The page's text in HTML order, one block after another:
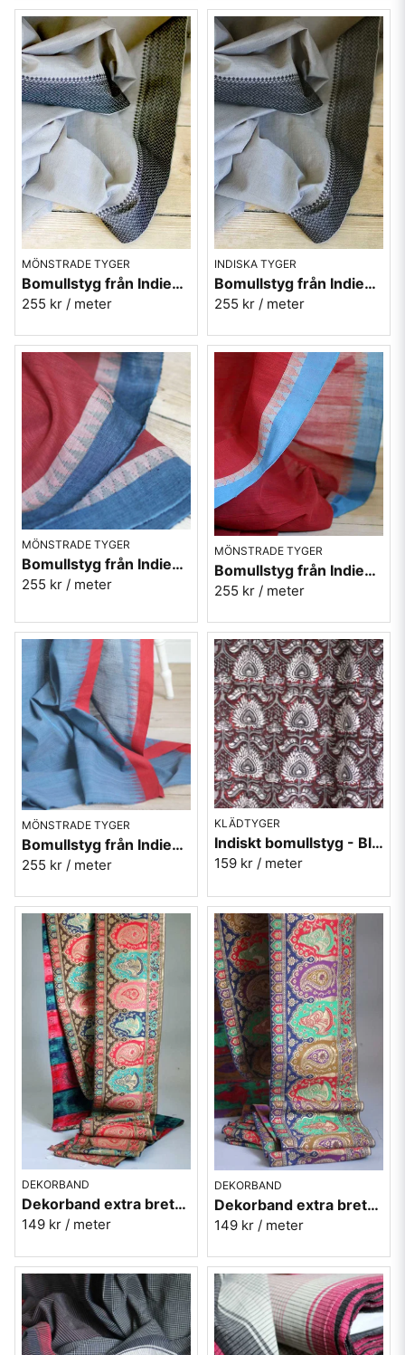
MÖNSTRADE TYGER
Bomullstyg från Indien - ljusgrå med svarta bårder
255 kr / meter
INDISKA TYGER
Bomullstyg från Indien - mörkgrå med svarta bårder
255 kr / meter
MÖNSTRADE TYGER
Bomullstyg från Indien - röd med blå kanter
255 kr / meter
MÖNSTRADE TYGER
Bomullstyg från Indien - röd med himmelsblå kanter
255 kr / meter
MÖNSTRADE TYGER
Bomullstyg från Indien - blå med röda kanter
255 kr / meter
KLÄDTYGER
Indiskt bomullstyg - Blocktryck nr.5
159 kr / meter
DEKORBAND
Dekorband extra brett - Indiskt tempel BRUN
149 kr / meter
DEKORBAND
Dekorband extra brett - Indiskt tempel BLÅ
149 kr / meter